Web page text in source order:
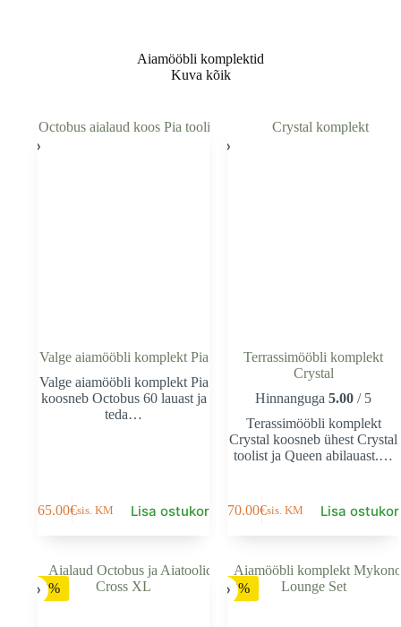
Aiamööbli komplektid
Kuva kõik
Valge aiamööbli komplekt Pia
Valge aiamööbli komplekt Pia
koosneb Octobus 60 lauast ja
teda…
165.00€sis. KM Lisa ostukorvi
Terrassimööbli komplekt
Crystal
Hinnanguga 5.00 / 5
Terassimööbli komplekt
Crystal koosneb ühest Crystal
toolist ja Queen abilauast.…
270.00€sis. KM Lisa
-12% -28%